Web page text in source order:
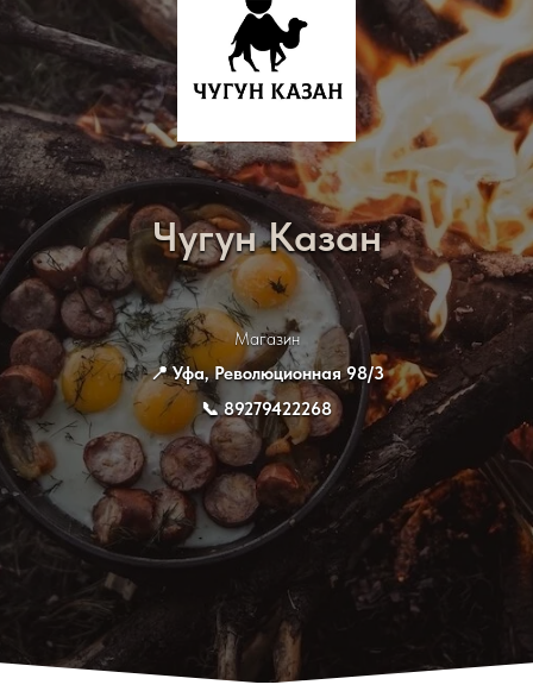
Чугун Казан
Магазин
📍Уфа, Революционная 98/3
📞 89279422268